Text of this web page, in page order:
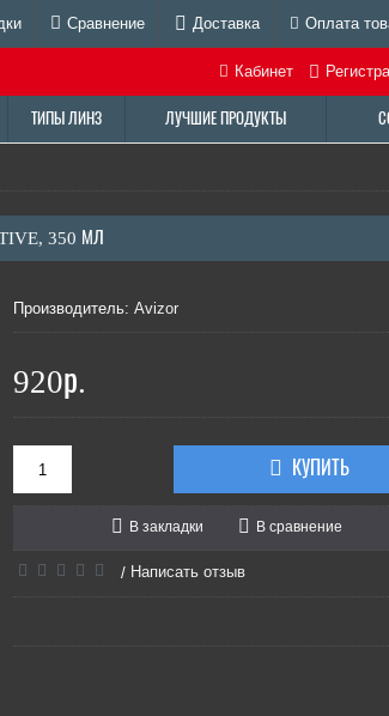
Сравнение Доставка Оплата
Кабинет
ТИПЫ ЛИНЗ ЛУЧШИЕ ПРОДУКТЫ
350 МЛ
Производитель: Avizor
920р.
КУПИТЬ
В закладки В сравнение
/ Написать отзыв